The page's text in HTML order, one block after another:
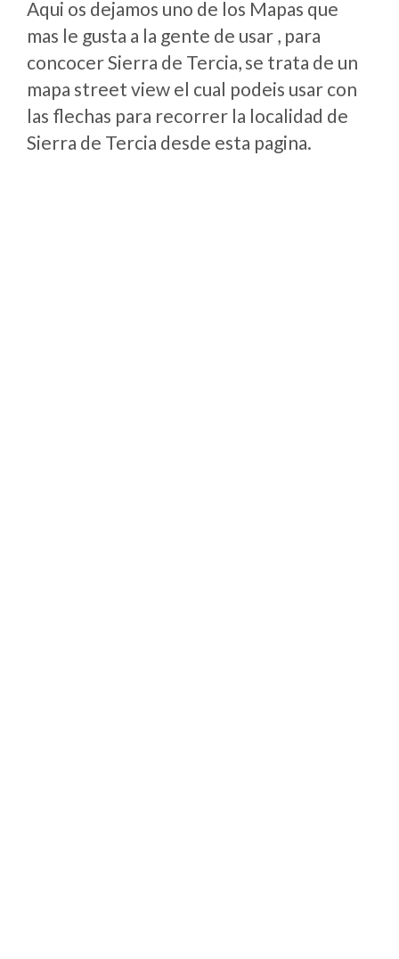
Aqui os dejamos uno de los Mapas que
mas le gusta a la gente de usar , para
concocer Sierra de Tercia, se trata de un
mapa street view el cual podeis usar con
las flechas para recorrer la localidad de
Sierra de Tercia desde esta pagina.